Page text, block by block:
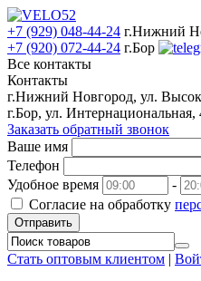
+7 (929) 048-44-24 г.Нижний
+7 (920) 072-44-24 г.Бор
Все контакты
Контакты
г.Нижний Новгород, ул.
г.Бор, ул.
Заказать обратный звонок
Ваше имя
Телефон
Удобное время
-
Согласие на обработку
Отправить
Стать оптовым клиентом |